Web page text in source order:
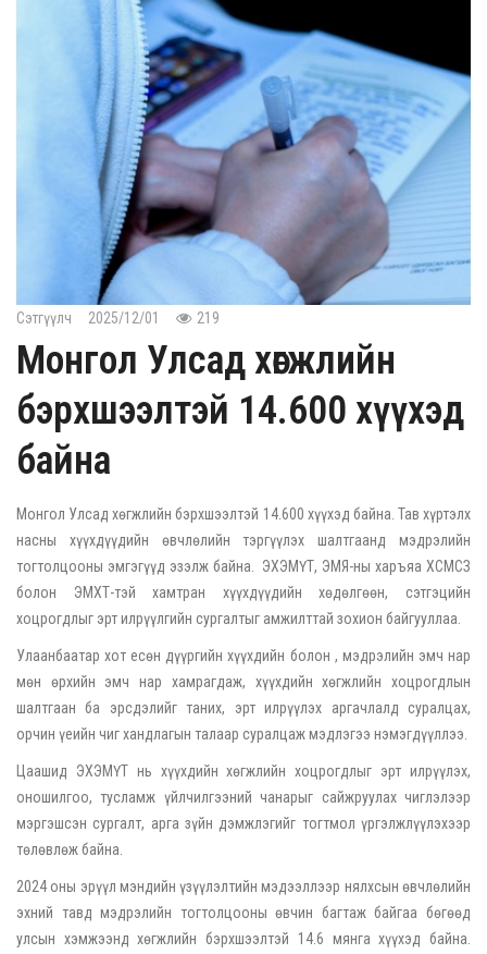
Сэтгүүлч 2025/12/01 219
Монгол Улсад хөгжлийн
бэрхшээлтэй 14.600 хүүхэд
байна
Монгол Улсад хөгжлийн бэрхшээлтэй 14.600 хүүхэд байна. Тав хүртэлх
насны хүүхдүүдийн өвчлөлийн тэргүүлэх шалтгаанд мэдрэлийн
тогтолцооны эмгэгүүд эзэлж байна. ЭХЭМҮТ, ЭМЯ-ны харъяа ХСМСЗ
болон ЭМХТ-тэй хамтран хүүхдүүдийн хөдөлгөөн, сэтгэцийн
хоцрогдлыг эрт илрүүлгийн сургалтыг амжилттай зохион байгууллаа.
Улаанбаатар хот есөн дүүргийн хүүхдийн болон , мэдрэлийн эмч нар
мөн өрхийн эмч нар хамрагдаж, хүүхдийн хөгжлийн хоцрогдлын
шалтгаан ба эрсдэлийг таних, эрт илрүүлэх аргачлалд суралцах,
орчин үеийн чиг хандлагын талаар суралцаж мэдлэгээ нэмэгдүүллээ.
Цаашид ЭХЭМҮТ нь хүүхдийн хөгжлийн хоцрогдлыг эрт илрүүлэх,
оношилгоо, тусламж үйлчилгээний чанарыг сайжруулах чиглэлээр
мэргэшсэн сургалт, арга зүйн дэмжлэгийг тогтмол үргэлжлүүлэхээр
төлөвлөж байна.
2024 оны эрүүл мэндийн үзүүлэлтийн мэдээллээр нялхсын өвчлөлийн
эхний тавд мэдрэлийн тогтолцооны өвчин багтаж байгаа бөгөөд
улсын хэмжээнд хөгжлийн бэрхшээлтэй 14.6 мянга хүүхэд байна.